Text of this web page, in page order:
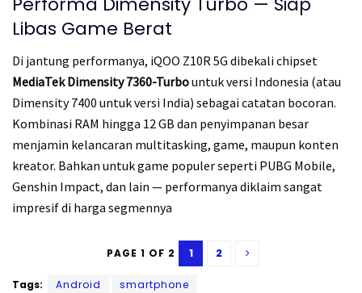
Libas Game Berat
Di jantung performanya, iQOO Z10R 5G dibekali chipset
MediaTek Dimensity 7360-Turbountuk versi Indonesia (atau
Dimensity 7400 untuk versi India) sebagai catatan bocoran.
Kombinasi RAM hingga 12 GB dan penyimpanan besar
menjamin kelancaran multitasking, game, maupun konten
kreator. Bahkan untuk game populer seperti PUBG Mobile,
Genshin Impact, dan lain — performanya diklaim sangat
impresif di harga segmennya
PAGE 1 OF 2 1 2
Tags: Android smartphone